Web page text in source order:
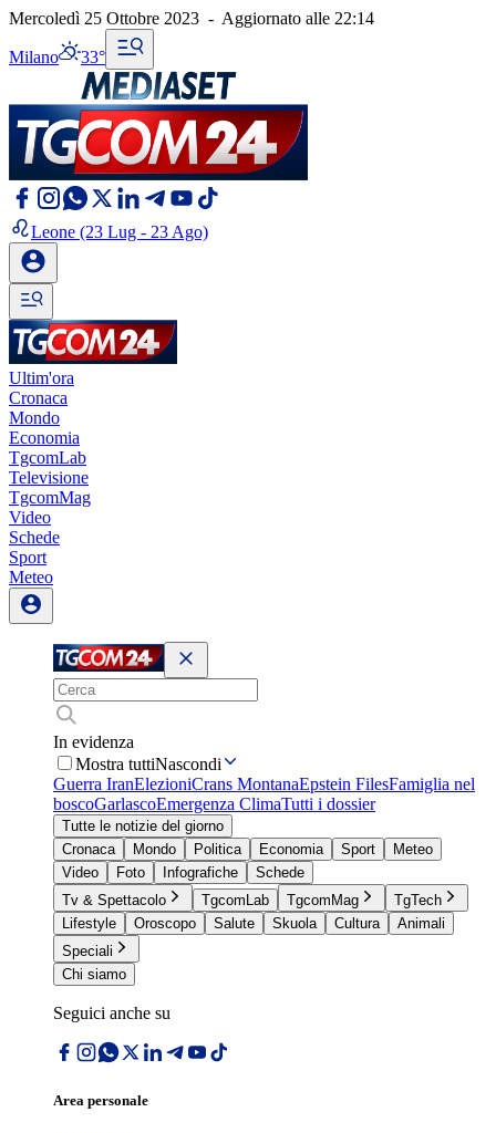
Mercoledì 25 Ottobre 2023 - Aggiornato alle 22:14
Milano 33°
Leone (23 Lug - 23 Ago)
Ultim'ora
Cronaca
Mondo
Economia
TgcomLab
Televisione
TgcomMag
Video
Schede
Sport
Meteo
In evidenza
Mostra tuttiNascondi
Guerra IranElezioniCrans MontanaEpstein FilesFamiglia nel
boscoGarlascoEmergenza ClimaTutti i dossier
Tutte le notizie del giorno
Cronaca
Mondo Politica Economia Sport
Meteo
Video
Foto Infografiche
Schede
Tv & Spettacolo
TgcomLab TgcomMag
TgTech
Lifestyle
Oroscopo Salute Skuola Cultura
Animali
Speciali
Chi siamo
Seguici anche su
Area personale